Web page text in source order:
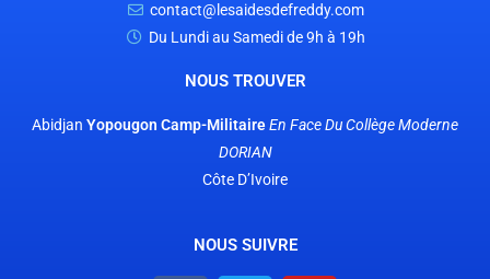
contact@lesaidesdefreddy.com
Du Lundi au Samedi de 9h à 19h
NOUS TROUVER
Abidjan Yopougon Camp-MilitaireEn FaceDu Collège Moderne
DORIAN
Côte D’Ivoire
NOUS SUIVRE